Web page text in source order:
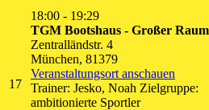
1717.
August
18:00 - 19:29
TGM Bootshaus - Großer Raum
Zentralländstr. 4
München, 81379
Veranstaltungsort anschauen
Trainer: Jesko, Noah Zielgruppe:
ambitionierte Sportler